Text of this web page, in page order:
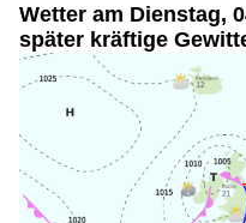
Wetter am Dienstag,
später kräftige